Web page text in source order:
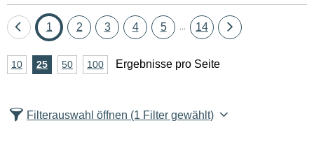
Eine
zurück
Seite
1 Seite
2 Seite
3 Seite
4 Seite
5 Seite
14
Eine
A
z
10Ergebnisse
25Ergebnisse
50Ergebnisse
100Ergebnisse
Ergebnisse pro Seite
Filterauswahl öffnen (1 Filter gewählt)